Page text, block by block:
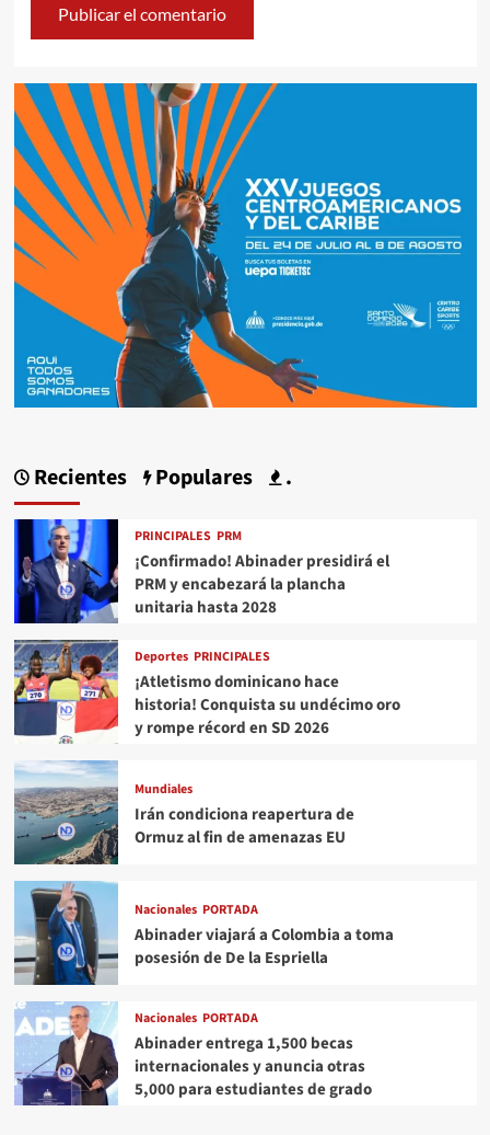
Recientes Populares .
PRINCIPALES PRM
¡Confirmado! Abinader presidirá el
PRM y encabezará la plancha
unitaria hasta 2028
Deportes PRINCIPALES
¡Atletismo dominicano hace
historia! Conquista su undécimo oro
y rompe récord en SD 2026
Mundiales
Irán condiciona reapertura de
Ormuz al fin de amenazas EU
Nacionales PORTADA
Abinader viajará a Colombia a toma
posesión de De la Espriella
Nacionales PORTADA
Abinader entrega 1,500 becas
internacionales y anuncia otras
5,000 para estudiantes de grado